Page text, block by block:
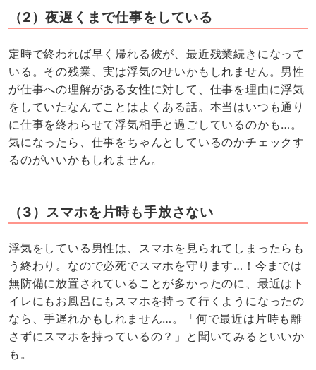
（2）夜遅くまで仕事をしている
定時で終われば早く帰れる彼が、最近残業続きになって
いる。その残業、実は浮気のせいかもしれません。男性
が仕事への理解がある女性に対して、仕事を理由に浮気
をしていたなんてことはよくある話。本当はいつも通り
に仕事を終わらせて浮気相手と過ごしているのかも…。
気になったら、仕事をちゃんとしているのかチェックす
るのがいいかもしれません。
（3）スマホを片時も手放さない
浮気をしている男性は、スマホを見られてしまったらも
う終わり。なので必死でスマホを守ります…！今までは
無防備に放置されていることが多かったのに、最近はト
イレにもお風呂にもスマホを持って行くようになったの
なら、手遅れかもしれません…。「何で最近は片時も離
さずにスマホを持っているの？」と聞いてみるといいか
も。